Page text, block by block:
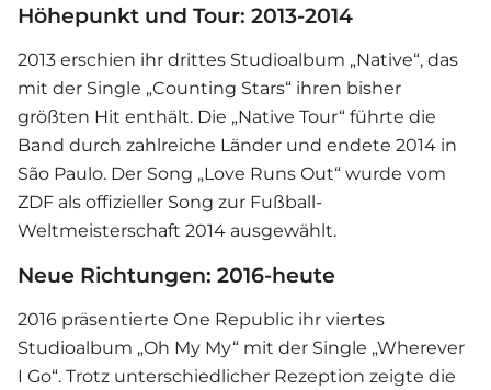
Höhepunkt und Tour: 2013-2014
2013 erschien ihr drittes Studioalbum „Native“, das
mit der Single „Counting Stars“ ihren bisher
größten Hit enthält. Die „Native Tour“ führte die
Band durch zahlreiche Länder und endete 2014 in
São Paulo. Der Song „Love Runs Out“ wurde vom
ZDF als offizieller Song zur Fußball-
Weltmeisterschaft 2014 ausgewählt.
Neue Richtungen: 2016-heute
2016 präsentierte One Republic ihr viertes
Studioalbum „Oh My My“ mit der Single „Wherever
I Go“. Trotz unterschiedlicher Rezeption zeigte die